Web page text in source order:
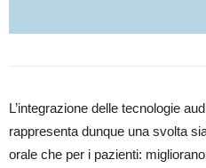
L’integrazione delle tecnologie
rappresenta dunque una svolta
orale che per i pazienti: